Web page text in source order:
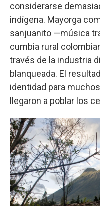
considerarse
indígena. Mayorga
sanjuanito —música
cumbia rural
través de la industria
blanqueada. El
identidad para
llegaron a poblar los